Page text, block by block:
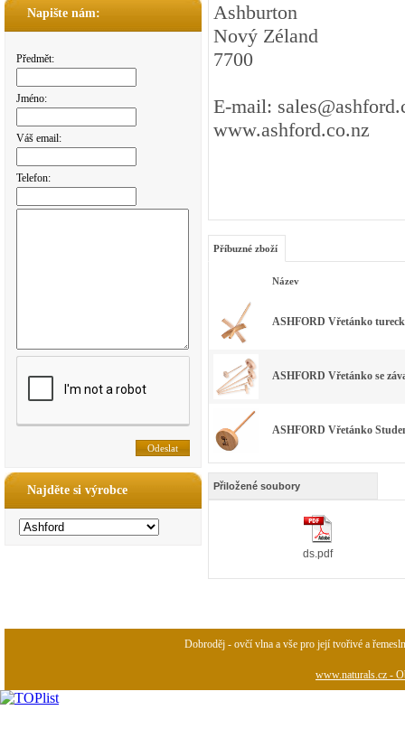
Napište nám:
Předmět:
Jméno:
Váš email:
Telefon:
Najděte si výrobce
Ashburton
Nový Zéland
7700
E-mail:
www.ashford.co.nz
Příbuzné zboží
Název
ASHFORD Vřetánko
ASHFORD Vřetánko se
ASHFORD Vřetánko
Přiložené soubory
ds.pdf
Dobroděj - ovčí vlna a vše pro její tvořivé a
www.naturals.cz -